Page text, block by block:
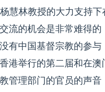
慧林教授的大力支持下
流的机会是非常难得
有中国基督宗教的参
港举行的第二届和在
管理部门的官员的声